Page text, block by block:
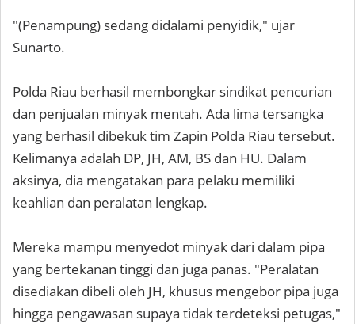
"(Penampung) sedang didalami penyidik," ujar
Sunarto.
Polda Riau berhasil membongkar sindikat pencurian
dan penjualan minyak mentah. Ada lima tersangka
yang berhasil dibekuk tim Zapin Polda Riau tersebut.
Kelimanya adalah DP, JH, AM, BS dan HU. Dalam
aksinya, dia mengatakan para pelaku memiliki
keahlian dan peralatan lengkap.
Mereka mampu menyedot minyak dari dalam pipa
yang bertekanan tinggi dan juga panas. "Peralatan
disediakan dibeli oleh JH, khusus mengebor pipa juga
hingga pengawasan supaya tidak terdeteksi petugas,"